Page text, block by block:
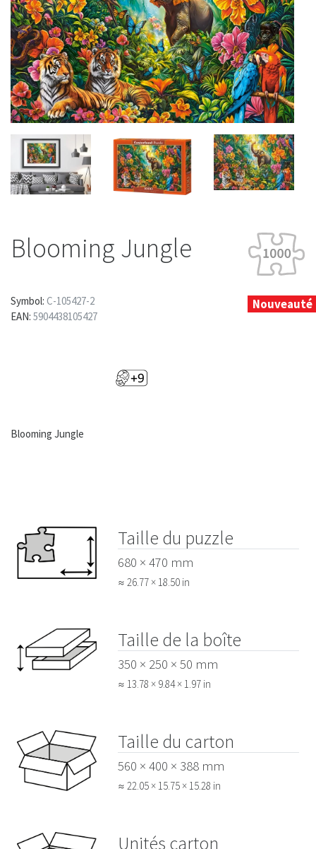
Blooming Jungle
Symbol: C-105427-2
EAN: 5904438105427
Nouveauté
Blooming Jungle
Taille du puzzle
680 × 470 mm
≈ 26.77 × 18.50 in
Taille de la boîte
350 × 250 × 50 mm
≈ 13.78 × 9.84 × 1.97 in
Taille du carton
560 × 400 × 388 mm
≈ 22.05 × 15.75 × 15.28 in
Unités carton